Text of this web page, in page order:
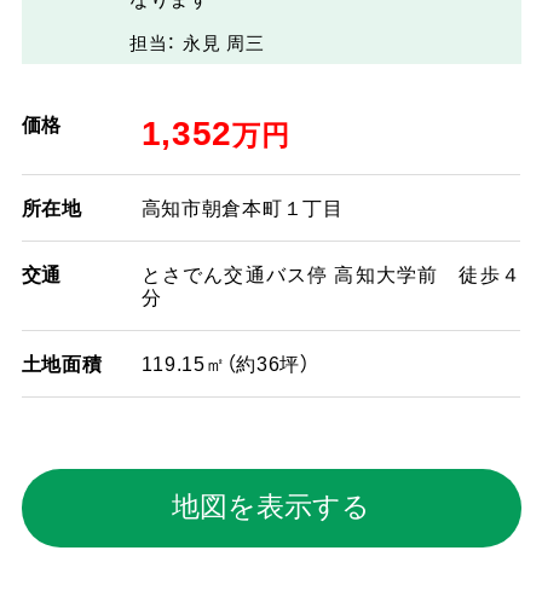
担当： 永見 周三
価格 1,352万円
所在地 高知市朝倉本町１丁目
交通
とさでん交通バス停 高知大学前 徒歩４
分
土地面積 119.15㎡（約36坪）
地図を表示する